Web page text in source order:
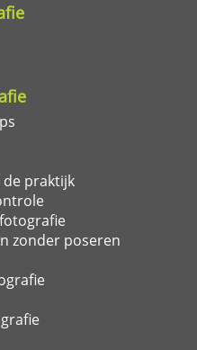
praktijk
zonder poseren